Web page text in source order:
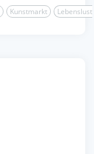
Kunstmarkt
Lebenslust